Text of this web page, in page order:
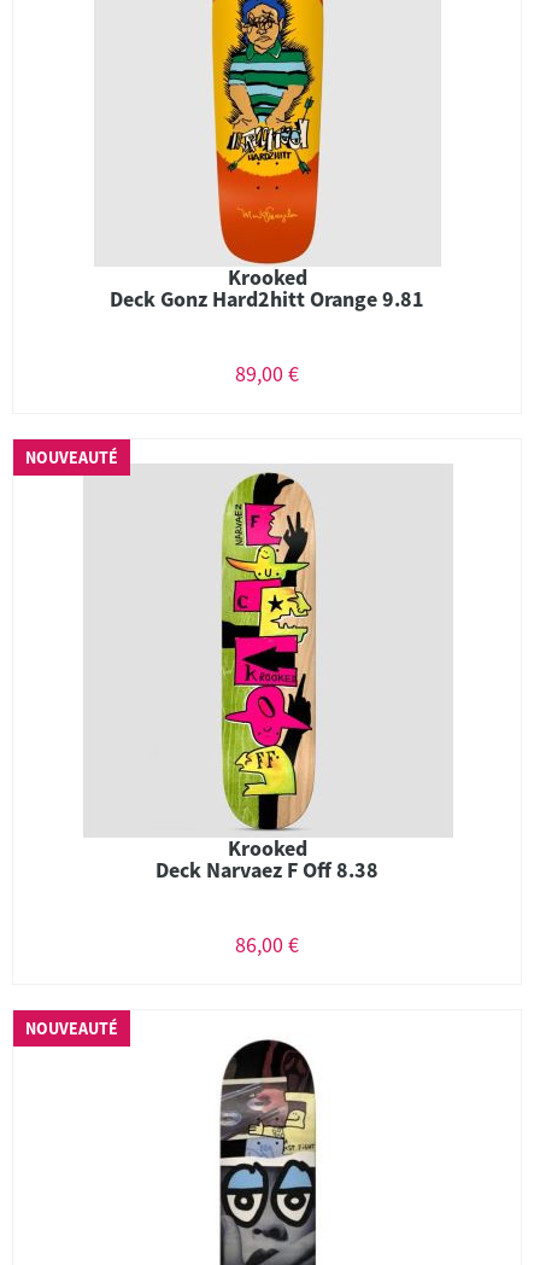
Krooked
Deck Gonz Hard2hitt Orange 9.81
89,00 €
NOUVEAUTÉ
Krooked
Deck Narvaez F Off 8.38
86,00 €
NOUVEAUTÉ